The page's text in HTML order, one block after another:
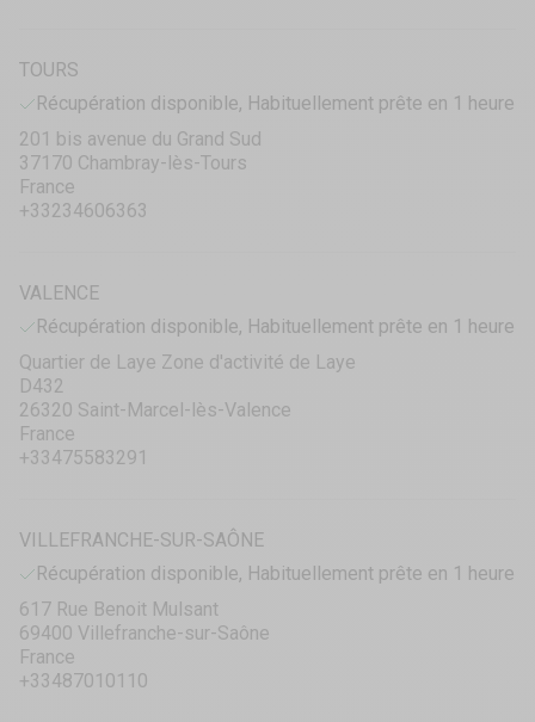
TOURS
Récupération disponible, Habituellement prête en 1 heure
201 bis avenue du Grand Sud
37170 Chambray-lès-Tours
France
+33234606363
VALENCE
Récupération disponible, Habituellement prête en 1 heure
Quartier de Laye Zone d'activité de Laye
D432
26320 Saint-Marcel-lès-Valence
France
+33475583291
VILLEFRANCHE-SUR-SAÔNE
Récupération disponible, Habituellement prête en 1 heure
617 Rue Benoit Mulsant
69400 Villefranche-sur-Saône
France
+33487010110